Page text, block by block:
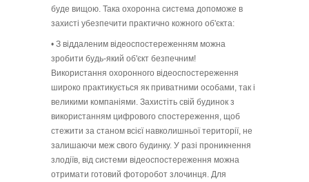
буде вищою. Така охоронна система допоможе в
захисті убезпечити практично кожного об'єкта:
• З віддаленим відеоспостереженням можна
зробити будь-який об'єкт безпечним!
Використання охоронного відеоспостереження
широко практикується як приватними особами, так і
великими компаніями. Захистіть свій будинок з
використанням цифрового спостереження, щоб
стежити за станом всієї навколишньої території, не
залишаючи меж свого будинку. У разі проникнення
злодіїв, від системи відеоспостереження можна
отримати готовий фоторобот злочинця. Для